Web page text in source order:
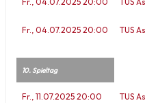
Fr., 04.07.2025 20:00 TUS
10. Spieltag
Fr., 11.07.2025 20:00 TUS